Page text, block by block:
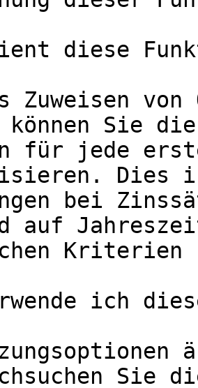
diese
Zuweisen
Sie
für jede
Dies
bei
auf
Kriterien
ich